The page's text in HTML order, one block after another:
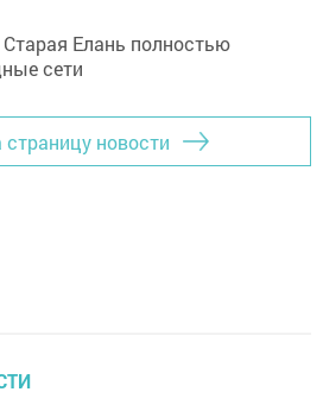
страницу новости